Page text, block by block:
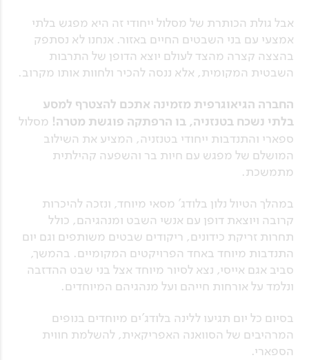
אבל גולת הכותרת של מסלול ייחודי זה היא מפגש בלתי
אמצעי עם בני השבטים החיים באזור. אנחנו לא נסתפק
בהצצה קצרה מהצד לעולם יוצא הדופן של התרבות
השבטית המקומית, אלא ננסה להכיר ולחוות אותו מקרוב.
החברה הגיאוגרפית מזמינה אתכם להצטרף למסע
בלתי נשכח בטנזניה, בו הרפתקה פוגשת מטרה! מסלול
ספארי והתנדבות ייחודי בטנזניה, המציע את השילוב
המושלם של מפגש עם חיות בר והשפעה קהילתית
מתמשכת.
במהלך הטיול נלון בלודג' מסאי מיוחד, ונזכה להיכרות
קרובה ויוצאת דופן עם אנשי השבט ומנהגיהם, כולל
תחרות זריקת כידונים, ריקודים שבטים משותפים וגם יום
התנדבות מיוחד באחד הפרויקטים המקומיים. בהמשך,
סביב אגם אייסי, נצא לסיור מיוחד אצל בני שבט ההדזבה
ונלמד על אורחות חייהם ועל מנהגיהם המיוחדים.
בסיום כל יום תגיעו ללינה בלודג'ים מיוחדים בנופים
המרהיבים של הסוואנה האפריקאית, להשלמת חווית
הספארי.